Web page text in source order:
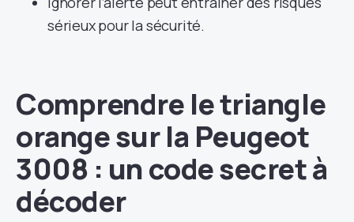
sérieux pour la sécurité.
Comprendre le triangle
orange sur la Peugeot
3008 : un code secret à
décoder